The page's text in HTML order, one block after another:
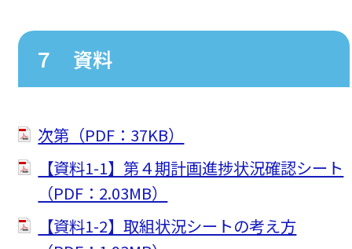
７ 資料
次第（PDF：37KB）
【資料1-1】第４期計画進捗状況確認シート
（PDF：2.03MB）
【資料1-2】取組状況シートの考え方